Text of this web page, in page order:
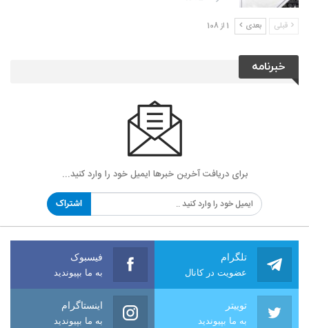
قبلی بعدی 1 از 108
خبرنامه
برای دریافت آخرین خبرها ایمیل خود را وارد کنید...
اشتراک
تلگرام
عضویت در کانال
فیسبوک
به ما بپیوندید
توییتر
به ما بپیوندید
اینستاگرام
به ما بپیوندید